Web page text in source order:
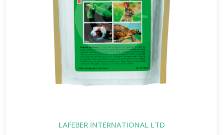
LAFEBER INTERNATIONAL LTD